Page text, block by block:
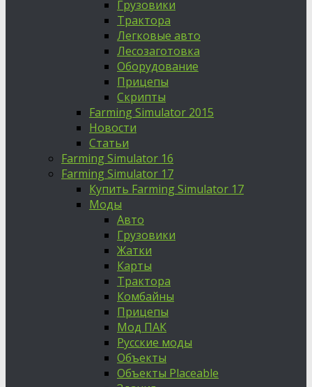
Грузовики
Трактора
Легковые авто
Лесозаготовка
Оборудование
Прицепы
Скрипты
Farming Simulator 2015
Новости
Статьи
Farming Simulator 16
Farming Simulator 17
Купить Farming Simulator 17
Моды
Авто
Грузовики
Жатки
Карты
Трактора
Комбайны
Прицепы
Мод ПАК
Русские моды
Объекты
Объекты Placeable